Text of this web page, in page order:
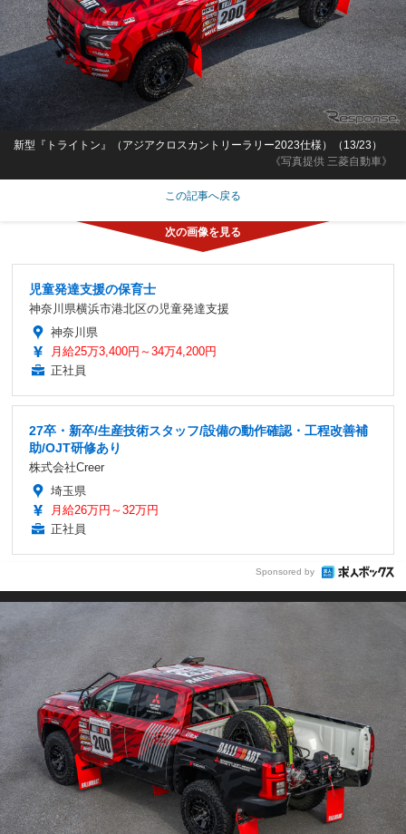
《写真提供 三菱自動車》
新型『トライトン』（アジアクロスカントリーラリー2023仕様）（13/23）
この記事へ戻る
児童発達支援の保育士
神奈川県横浜市港北区の児童発達支援
神奈川県
月給25万3,400円～34万4,200円
正社員
27卒・新卒/生産技術スタッフ/設備の動作確認・工程改善補
助/OJT研修あり
株式会社Creer
埼玉県
月給26万円～32万円
正社員
Sponsored by